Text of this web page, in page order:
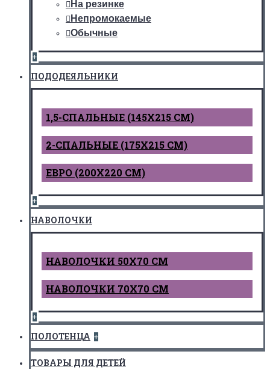
На резинке
Непромокаемые
Обычные
+
ПОДОДЕЯЛЬНИКИ
1,5-СПАЛЬНЫЕ (145Х215 СМ)
2-СПАЛЬНЫЕ (175Х215 СМ)
ЕВРО (200Х220 СМ)
+
НАВОЛОЧКИ
НАВОЛОЧКИ 50Х70 СМ
НАВОЛОЧКИ 70Х70 СМ
+
ПОЛОТЕНЦА +
ТОВАРЫ ДЛЯ ДЕТЕЙ